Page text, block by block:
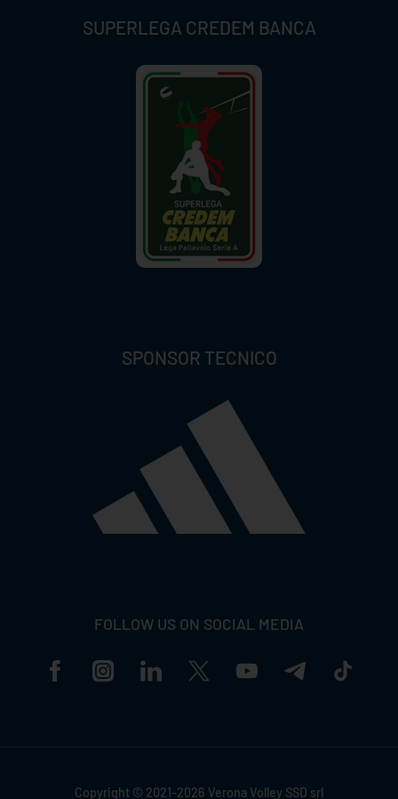
SUPERLEGA CREDEM BANCA
SPONSOR TECNICO
FOLLOW US ON SOCIAL MEDIA
Copyright © 2021-2026 Verona Volley SSD srl